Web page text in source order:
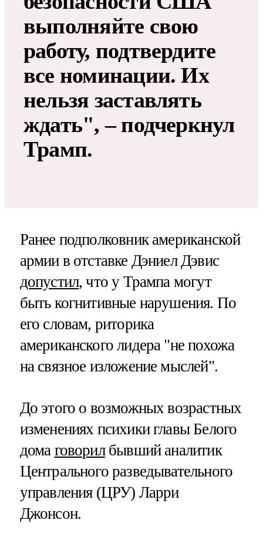
выполняйте свою
работу, подтвердите
все номинации. Их
нельзя заставлять
ждать", – подчеркнул
Трамп.
Ранее подполковник американской
армии в отставке Дэниел Дэвис
допустил, что у Трампа могут
быть когнитивные нарушения. По
его словам, риторика
американского лидера "не похожа
на связное изложение мыслей".
До этого о возможных возрастных
изменениях психики главы Белого
дома говорилбывший аналитик
Центрального разведывательного
управления (ЦРУ) Ларри
Джонсон.